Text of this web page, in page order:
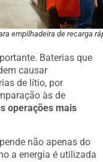
empilhadeira de recarga
Baterias que
causar
de lítio, por
às de
operações mais
não apenas do
a energia é utilizada